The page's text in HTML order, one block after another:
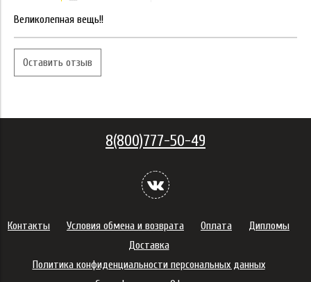
Великолепная вещь!!
Оставить отзыв
8(800)777-50-49
Контакты Условия обмена и возврата Оплата
Дипломы
Доставка
Политика конфиденциальности персональных данных